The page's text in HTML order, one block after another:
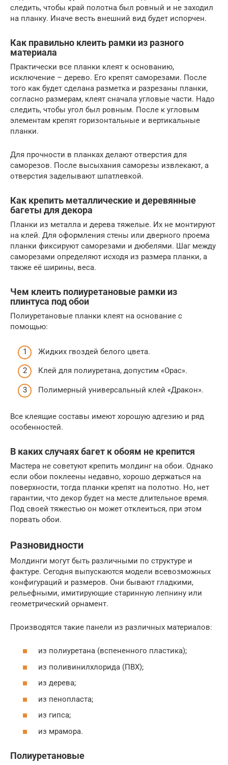
следить, чтобы край полотна был ровный и не заходил
на планку. Иначе весть внешний вид будет испорчен.
Как правильно клеить рамки из разного
материала
Практически все планки клеят к основанию,
исключение – дерево. Его крепят саморезами. После
того как будет сделана разметка и разрезаны планки,
согласно размерам, клеят сначала угловые части. Надо
следить, чтобы угол был ровным. После к угловым
элементам крепят горизонтальные и вертикальные
планки.
Для прочности в планках делают отверстия для
саморезов. После высыхания саморезы извлекают, а
отверстия заделывают шпатлевкой.
Как крепить металлические и деревянные
багеты для декора
Планки из металла и дерева тяжелые. Их не монтируют
на клей. Для оформления стены или дверного проема
планки фиксируют саморезами и дюбелями. Шаг между
саморезами определяют исходя из размера планки, а
также её ширины, веса.
Чем клеить полиуретановые рамки из
плинтуса под обои
Полиуретановые планки клеят на основание с
помощью:
Жидких гвоздей белого цвета.
Клей для полиуретана, допустим «Орас».
Полимерный универсальный клей «Дракон».
Все клеящие составы имеют хорошую адгезию и ряд
особенностей.
В каких случаях багет к обоям не крепится
Мастера не советуют крепить молдинг на обои. Однако
если обои поклеены недавно, хорошо держаться на
поверхности, тогда планки крепят на полотно. Но, нет
гарантии, что декор будет на месте длительное время.
Под своей тяжестью он может отклеиться, при этом
порвать обои.
Разновидности
Молдинги могут быть различными по структуре и
фактуре. Сегодня выпускаются модели всевозможных
конфигураций и размеров. Они бывают гладкими,
рельефными, имитирующие старинную лепнину или
геометрический орнамент.
Производятся такие панели из различных материалов:
из полиуретана (вспененного пластика);
из поливинилхлорида (ПВХ);
из дерева;
из пенопласта;
из гипса;
из мрамора.
Полиуретановые